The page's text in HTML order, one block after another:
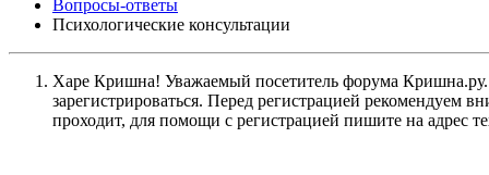
Вопросы-ответы
Психологические консультации
Харе Кришна! Уважаемый посетитель форума Кришна.ру.
зарегистрироваться. Перед регистрацией
проходит, для помощи с регистрацией пишите на адрес